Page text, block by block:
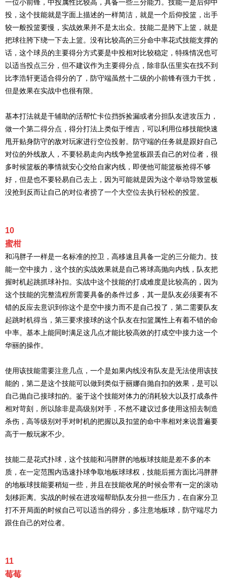
一位小前锋，中投属性比较高，具备一些三分能力。技能一是后仰中
投，这个技能就是字面上描述的一样简洁，就是一个后仰投篮，出手
较一般投篮要慢，实战效果并不是太出众。技能二是胯下上篮，就是
把球往胯下绕一下去上篮。没有比较高的三分命中率花式技能支撑的
话，这个球员的主要得分方式要是中投相对比较稳定，特殊情况也可
以适当投点三分，但不建议作为主要得分点，除非队伍里实在找不到
比李浩轩更适合得分的了，防守端虽然十二级的小前锋有强力干扰，
但是效果在实战中也很有限。
基本打法就是干辅助的活帮忙卡位挡拆捡漏或者分担队友进攻压力，
做一个第二得分点，得分打法上类似于维吉，可以利用位移技能快速
甩开贴身防守的敌对玩家进行空位投射。防守端的任务就是跟好自己
对位的外线敌人，不要轻易走向内线争抢篮板跟丢自己的对位者，很
多时候篮板的事情就安心交给自家内线，即便他可能篮板抢得不够
好，但是也不要轻易自己去上，因为可能就是因为这个举动导致篮板
没抢到反而让自己的对位者捞了一个大空位去执行轻松的投篮。
10
蜜柑
和冯胖子一样是一名标准的控卫，高移速且具备一定的三分能力。技
能一空中接力，这个技的实战效果就是自己将球高抛向内线，队友把
握时机起跳抓球补扣。实战中这个技能的打成难度是比较高的，因为
这个技能的完整流程所需要具备的条件过多，其一是队友必须要有不
错的反应去意识到你这个是空中接力而不是自己投了，第二需要队友
起跳时机得当，第三要求接球的这个队友在扣篮属性上有着不错的命
中率。基本上能同时满足这几点才能比较高效的打成空中接力这一个
华丽的操作。
使用该技能需要注意几点，一个是如果内线没有队友是无法使用该技
能的，第二是这个技能可以做到类似于丽娜自抛自扣的效果，是可以
自己抛自己接球扣的。鉴于这个技能对体力的消耗较大以及打成条件
相对苛刻，所以除非是高级别对手，不然不建议过多使用这招去制造
杀伤，高等级别对手对时机的把握以及扣篮的命中率相对来说普遍要
高于一般玩家不少。
技能二是花式扑球，这个技能和冯胖胖的地板球技能是差不多的本
质，在一定范围内迅速扑球争取地板球球权，技能后摇方面比冯胖胖
的地板球技能要稍短一些，并且在技能收尾的时候会带有一定的滚动
划移距离。实战的时候在进攻端帮助队友分担一些压力，在自家分卫
打不开局面的时候自己可以适当的得分，多注意地板球，防守端尽力
跟住自己的对位者。
11
莓莓